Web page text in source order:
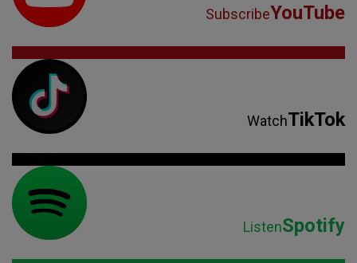
SubscribeYouTube
WatchTikTok
ListenSpotify